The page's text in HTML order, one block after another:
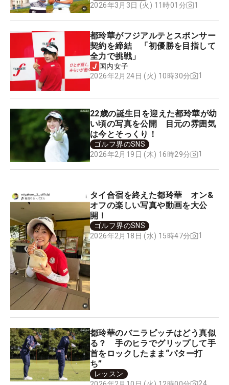
2026年3月3日 (火) 11時01分
1
都玲華がフジアルテとスポンサー
契約を締結 「初優勝を目指して
全力で挑戦」
国内女子
2026年2月24日 (火) 10時30分
1
22歳の誕生日を迎えた都玲華が幼
い頃の写真を公開 目元の雰囲気
は今とそっくり！
ゴルフ界のSNS
2026年2月19日 (木) 16時29分
1
タイ合宿を終えた都玲華 オン&
オフの楽しい写真や動画を大公
開！
ゴルフ界のSNS
2026年2月18日 (水) 15時47分
1
都玲華のバニラピッチはどう真似
る？ 手のヒラでグリップして手
首をロックしたまま“パター打
ち”
レッスン